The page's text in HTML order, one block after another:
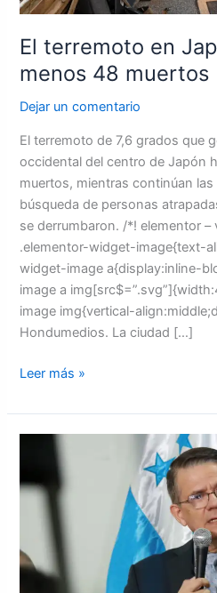
El terremoto en
menos 48 muertos
Dejar un comentario
El terremoto de 7,6 grados que
occidental del centro de Japón
muertos, mientras continúan
búsqueda de personas
se derrumbaron. /*! elementor
.elementor-widget-image{text-
widget-image a{display:inline-
image a
image img{vertical-
Hondumedios. La ciudad […]
Leer más »
Matheu
despide
y
reprocha